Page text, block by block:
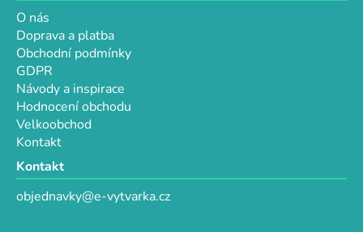
O nás
Doprava a platba
Obchodní podmínky
GDPR
Návody a inspirace
Hodnocení obchodu
Velkoobchod
Kontakt
Kontakt
objednavky@e-vytvarka.cz